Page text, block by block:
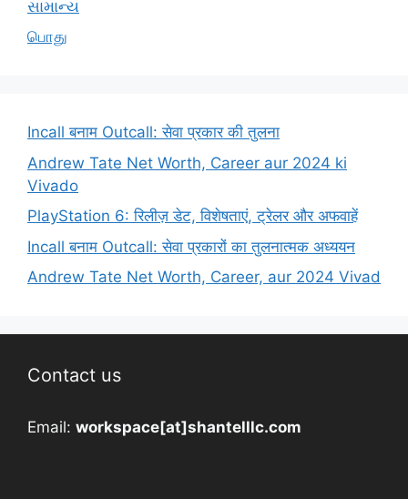
સામાન્ય
பொது
Incall बनाम Outcall: सेवा प्रकार की तुलना
Andrew Tate Net Worth, Career aur 2024 ki
Vivado
PlayStation 6: रिलीज़ डेट, विशेषताएं, ट्रेलर और अफवाहें
Incall बनाम Outcall: सेवा प्रकारों का तुलनात्मक अध्ययन
Andrew Tate Net Worth, Career, aur 2024 Vivad
Contact us
Email: workspace[at]shantelllc.com